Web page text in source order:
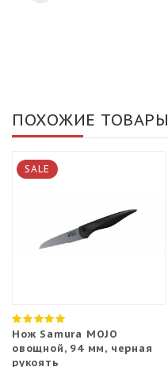
ПОХОЖИЕ ТОВАРЫ
SALE
Нож Samura MOJO
овощной, 94 мм, черная
рукоять